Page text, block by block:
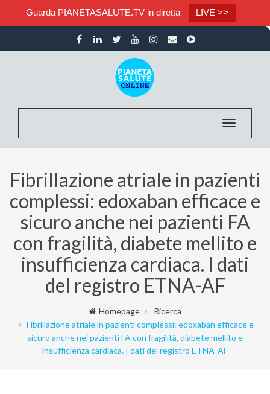
Guarda PIANETASALUTE.TV in diretta LIVE >>
Toggle
Fibrillazione atriale in pazienti
complessi: edoxaban efficace e
sicuro anche nei pazienti FA
con fragilità, diabete mellito e
insufficienza cardiaca. I dati
del registro ETNA-AF
Homepage
Ricerca
Fibrillazione atriale in pazienti complessi: edoxaban efficace e
sicuro anche nei pazienti FA con fragilità, diabete mellito e
insufficienza cardiaca. I dati del registro ETNA-AF